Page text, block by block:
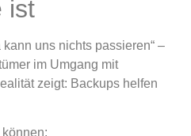
ist
uns nichts passieren“ –
im Umgang mit
zeigt: Backups helfen